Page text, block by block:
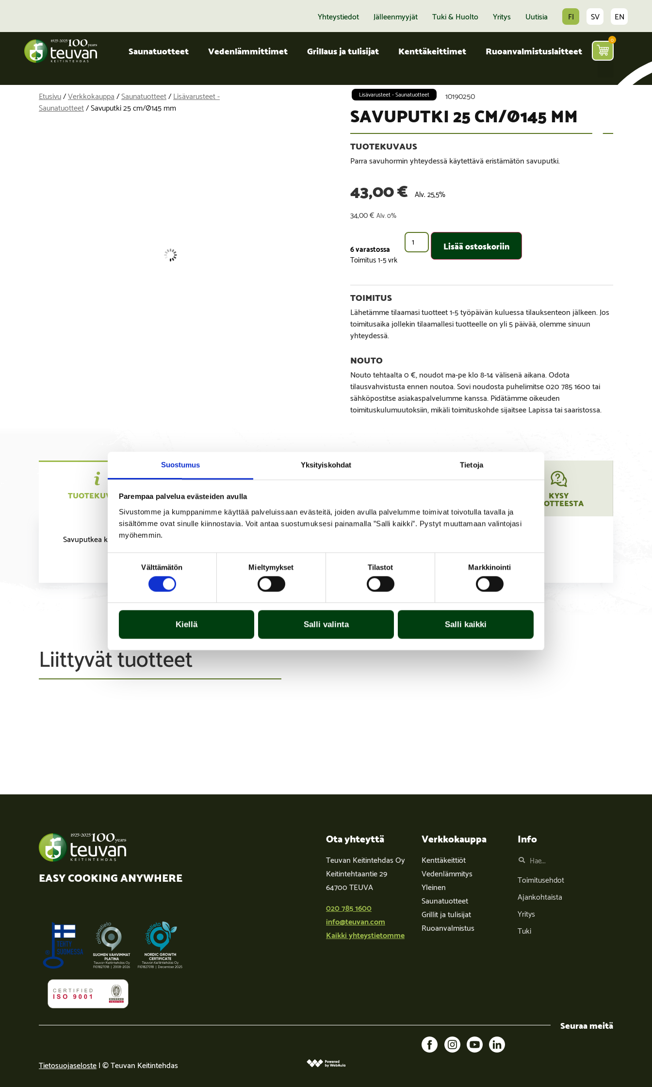
Suostumus Yksityiskohdat Tietoja
Parempaa palvelua evästeiden avulla
Sivustomme ja kumppanimme käyttää palveluissaan evästeitä, joiden avulla palvelumme toimivat toivotulla tavalla ja
sisältömme ovat sinulle kiinnostavia. Voit antaa suostumuksesi painamalla ”Salli kaikki”. Pystyt muuttamaan valintojasi
myöhemmin.
Välttämätön Mieltymykset Tilastot Markkinointi
Kiellä Salli valinta Salli kaikki
Yhteystiedot Jälleenmyyjät Tuki & Huolto Yritys Uutisia FI SV EN
Saunatuotteet Vedenlämmittimet Grillaus ja tulisijat Kenttäkeittimet Ruoanvalmistuslaitteet
0
Etusivu/Verkkokauppa/Saunatuotteet/Lisävarusteet -
Saunatuotteet/ Savuputki 25 cm/Ø145 mm
10190250
Lisävarusteet - Saunatuotteet
SAVUPUTKI 25 CM/Ø145 MM
Parra savuhormin yhteydessä käytettävä eristämätön savuputki.
43,00€ Alv. 25,5%
34,00€ Alv. 0%
6 varastossa Lisää ostoskoriin
Lähetämme tilaamasi tuotteet 1-5 työpäivän kuluessa tilauksenteon jälkeen. Jos
toimitusaika jollekin tilaamallesi tuotteelle on yli 5 päivää, olemme sinuun
yhteydessä.
Nouto tehtaalta 0 €, noudot ma-pe klo 8-14 välisenä aikana. Odota
tilausvahvistusta ennen noutoa. Sovi noudosta puhelimitse 020 785 1600 tai
sähköpostitse asiakaspalvelumme kanssa. Pidätämme oikeuden
toimituskulumuutoksiin, mikäli toimituskohde sijaitsee Lapissa tai saaristossa.
TUOTEKUVAUS TEKNISET
TIEDOT
KYSY
TUOTTEESTA
Savuputkea käytetään johtamaan savukaasut savupiippuun. 25 cm savuputki sisältyy Parra-savuhormin toimitukseen.
Liittyvät tuotteet
EASY COOKING ANYWHERE
Ota yhteyttä
Teuvan Keitintehdas Oy
Keitintehtaantie 29
64700 TEUVA
020 785 1600
info@teuvan.com
Kaikki yhteystietomme
Verkkokauppa
Kenttäkeittiöt
Vedenlämmitys
Yleinen
Saunatuotteet
Grillit ja tulisijat
Ruoanvalmistus
Info
Toimitusehdot
Ajankohtaista
Yritys
Tuki
Seuraa meitä
Tietosuojaseloste| © Teuvan Keitintehdas